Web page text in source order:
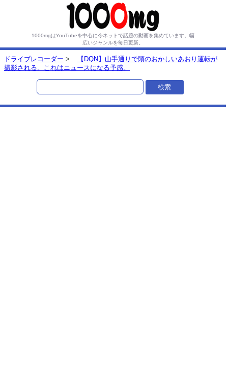
1000mgはYouTubeを中心に今ネットで話題の動画を集めています。 幅
広いジャンルを毎日更新。
ドライブレコーダー >
【DQN】山手通りで頭のおかしいあおり運転が
撮影される。これはニュースになる予感。